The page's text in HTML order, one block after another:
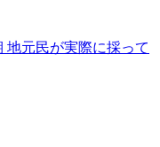
地元民が実際に採って